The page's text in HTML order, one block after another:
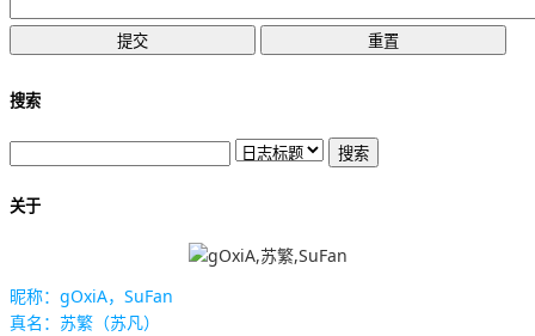
搜索
关于
昵称：gOxiA，SuFan
真名：苏繁（苏凡）